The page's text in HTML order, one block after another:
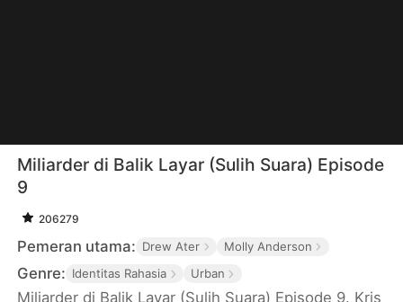
Miliarder di Balik Layar (Sulih Suara) Episode
9
206279
Pemeran utama: Drew Ater Molly Anderson
Genre: Identitas Rahasia Urban
Miliarder di Balik Layar (Sulih Suara) Episode 9. Kris